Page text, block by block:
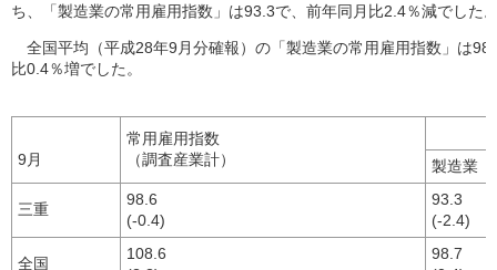
ち、「製造業の常用雇用指数」は93.3で、前年同月比2.4％減でした
全国平均（平成28年9月分確報）の「製造業の常用雇用指数」は
比0.4％増でした。
9月
常用雇用指数
（調査産業計）
製造業
三重
98.6
(-0.4)
93.3
(-2.4)
全国
108.6
98.7